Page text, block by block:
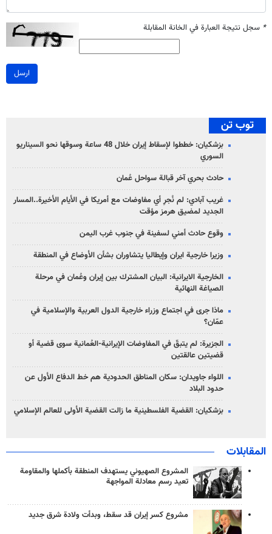
* سجل نتيجة العبارة في الخانة المقابلة
ارسل
توب تن
بزشكيان: خططوا لإسقاط إيران خلال 48 ساعة وسوقها نحو السيناريو
السوري
حادث بحري آخر قبالة سواحل عُمان
غريب آبادي: لم نُجرِ أي مفاوضات مع أمريكا في الأيام الأخيرة..المسار
الجديد لمضيق هرمز مؤقت
وقوع حادث أمني لسفينة في جنوب غرب اليمن
وزيرا خارجية ايران وإيطاليا يتشاوران بشأن الأوضاع في المنطقة
الخارجية الايرانية: البيان المشترك بين إيران وعُمان في مرحلة
الصياغة النهائية
ماذا جرى في اجتماع وزراء خارجية الدول العربية والإسلامية في
عمّان؟
الجزيرة: لم يتبقّ في المفاوضات الإيرانية-العُمانية سوى قضية أو
قضيتين عالقتين
اللواء جاويدان: سكان المناطق الحدودية هم خط الدفاع الأول عن
حدود البلاد
بزشكيان: القضية الفلسطينية ما زالت القضية الأولى للعالم الإسلامي
المقابلات
المشروع الصهيوني يستهدف المنطقة بأكملها والمقاومة
تعيد رسم معادلة المواجهة
مشروع كسر إيران قد سقط، وبدأت ولادة شرق جديد